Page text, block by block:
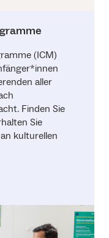
(ICM)
aller
Finden Sie
Sie
kulturellen